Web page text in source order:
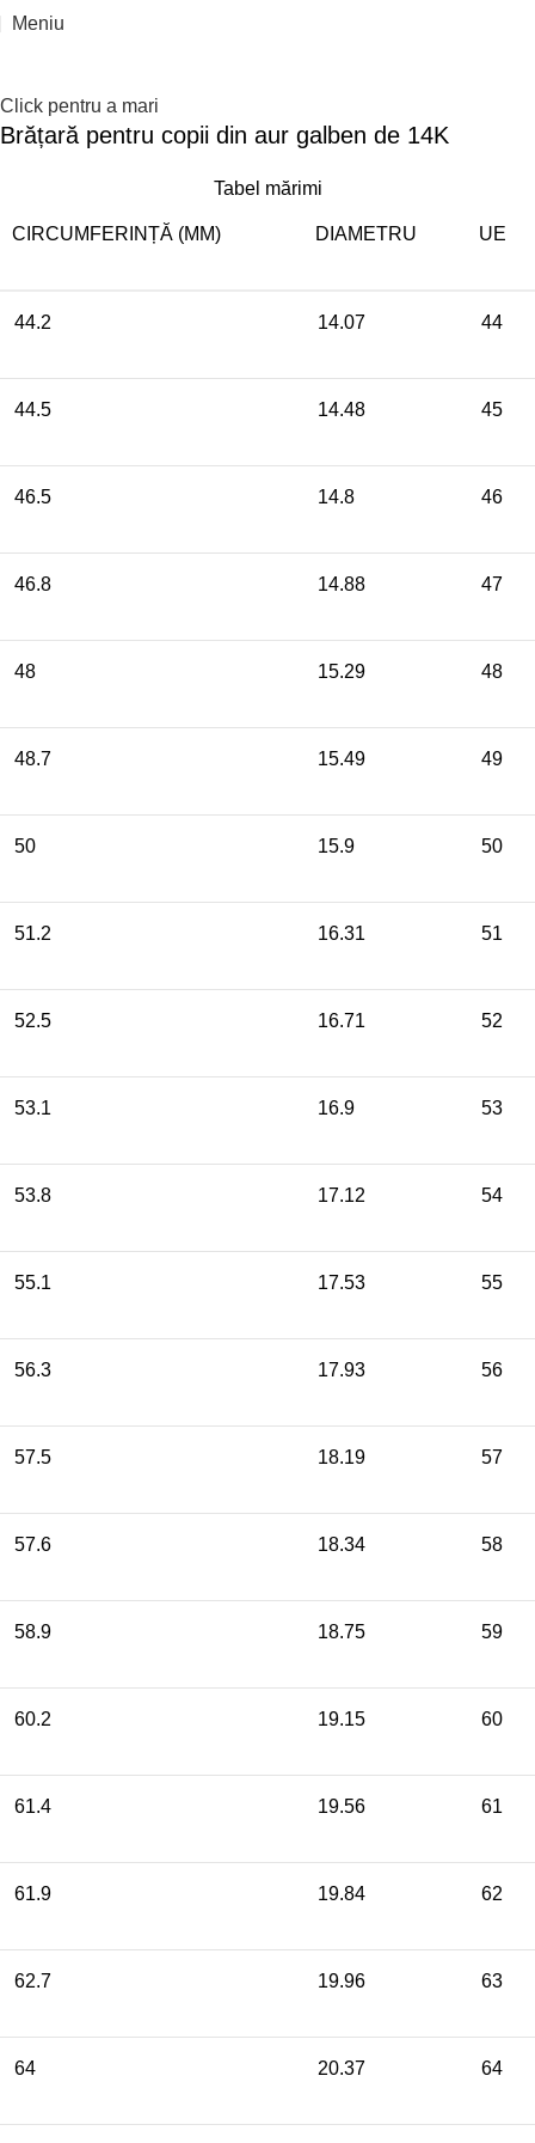
Meniu
Epuizat
Click pentru a mari
Brățară pentru copii din aur galben de 14K
Tabel mărimi
CIRCUMFERINȚĂ (MM) DIAMETRU UE
44.2 14.07 44
44.5 14.48 45
46.5 14.8 46
46.8 14.88 47
48 15.29 48
48.7 15.49 49
50 15.9 50
51.2 16.31 51
52.5 16.71 52
53.1 16.9 53
53.8 17.12 54
55.1 17.53 55
56.3 17.93 56
57.5 18.19 57
57.6 18.34 58
58.9 18.75 59
60.2 19.15 60
61.4 19.56 61
61.9 19.84 62
62.7 19.96 63
64 20.37 64